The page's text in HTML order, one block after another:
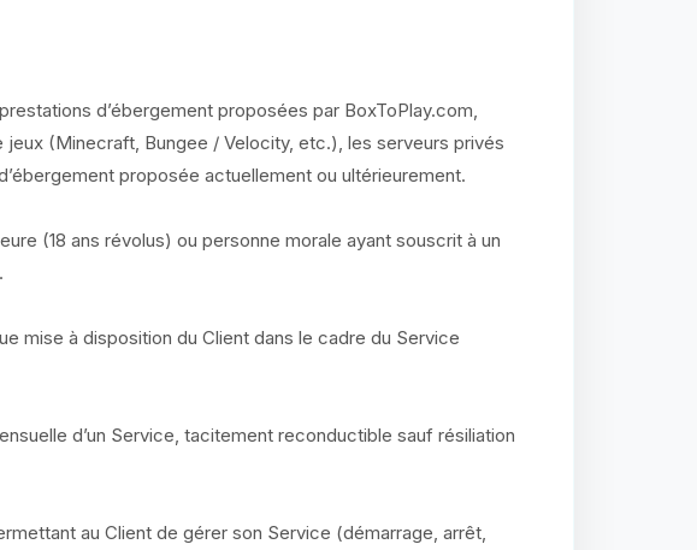
d’ébergement proposées par BoxToPlay.com,
jeux (Minecraft, Bungee / Velocity, etc.), les serveurs privés
proposée actuellement ou ultérieurement.
(18 ans révolus) ou personne morale ayant souscrit à un
mise à disposition du Client dans le cadre du Service
d’un Service, tacitement reconductible sauf résiliation
au Client de gérer son Service (démarrage, arrêt,